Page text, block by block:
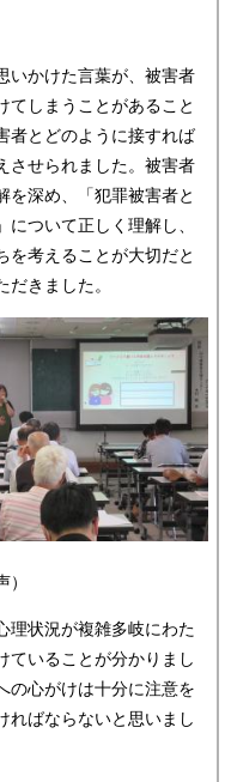
いかけた言葉が、被害者
てしまうことがあること
者とどのように接すれば
させられました。被害者
を深め、「犯罪被害者と
について正しく理解し、
を考えることが大切だと
だきました。
）
理状況が複雑多岐にわた
ていることが分かりまし
の心がけは十分に注意を
ればならないと思いまし